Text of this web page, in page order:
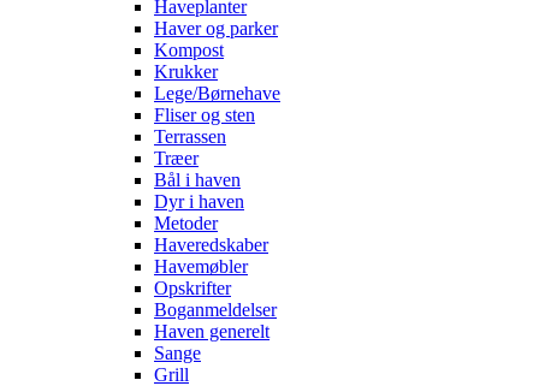
Haveplanter
Haver og parker
Kompost
Krukker
Lege/Børnehave
Fliser og sten
Terrassen
Træer
Bål i haven
Dyr i haven
Metoder
Haveredskaber
Havemøbler
Opskrifter
Boganmeldelser
Haven generelt
Sange
Grill